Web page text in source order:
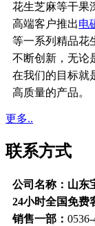
花生芝麻等干果
高端客户推出电
等一系列精品花
不断创新，无论
在我们的目标就
高质量的产品。
更多..
联系方式
公司名称：山东
24小时全国免费
销售一部：